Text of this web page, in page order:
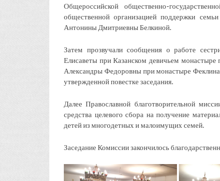
Общероссийской общественно-
общественной организацией поддержки
Антонины Дмитриевны Белкиной.
Затем прозвучали сообщения о работе
Елисаветы при Казанском девичьем монастыре
Александры Федоровны при монастыре
утвержденной повестке заседания.
Далее Православной благотворительной
средства целевого сбора на получение
детей из многодетных и малоимущих семей.
Заседание Комиссии закончилось